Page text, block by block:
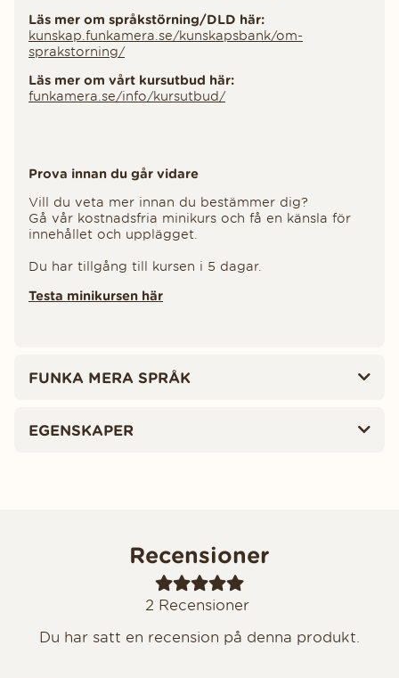
Läs mer om språkstörning/DLD här:
kunskap.funkamera.se/kunskapsbank/om-
sprakstorning/
Läs mer om vårt kursutbud här:
funkamera.se/info/kursutbud/
Prova innan du går vidare
Vill du veta mer innan du bestämmer dig?
Gå vår kostnadsfria minikurs och få en känsla för
innehållet och upplägget.
Du har tillgång till kursen i 5 dagar.
Testa minikursen här
FUNKA MERA SPRÅK
EGENSKAPER
Recensioner
2 Recensioner
Du har satt en recension på denna produkt.